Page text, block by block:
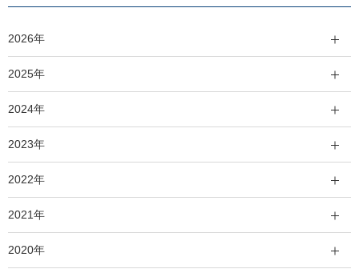
2026年
2025年
2024年
2023年
2022年
2021年
2020年